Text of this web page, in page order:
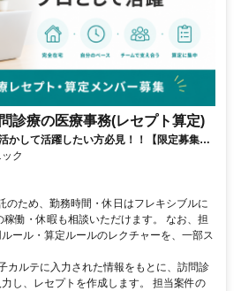
診療の医療事務(レセプト算定)
かして活躍したい方必見！！【限定募集】
プト算定（成果報酬型／業務委託）
ク
のため、勤務時間・休日はフレキシブルに
働・休暇も相談いただけます。 なお、担
ール・算定ルールのレクチャーを、一部ス
カルテに入力された情報をもとに、訪問診
し、レセプトを作成します。 担当案件の